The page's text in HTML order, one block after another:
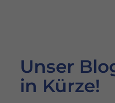
Unser
in Kürze!